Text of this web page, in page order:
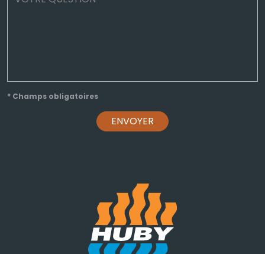
* Champs obligatoires
ENVOYER